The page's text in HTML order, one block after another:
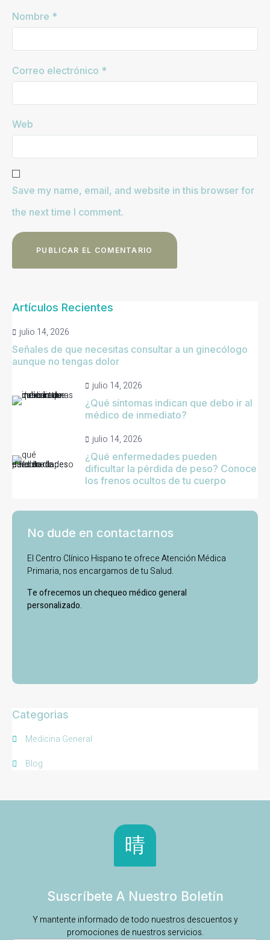
Nombre *
Correo electrónico *
Web
Save my name, email, and website in this browser for
the next time I comment.
Artículos Recientes
julio 14, 2026
Señales de que necesitas consultar a un ginecólogo
aunque no tengas dolor
julio 14, 2026
¿Qué síntomas indican que debo ir al
médico de inmediato?
julio 14, 2026
¿Qué enfermedades pueden
dificultar la pérdida de peso? Conoce
los frenos ocultos de tu cuerpo
No dude en contactarnos
El Centro Clínico Hispano te ofrece Atención Médica
Primaria, nos encargamos de tu Salud.
Te ofrecemos un chequeo médico general
personalizado.
Categorias
Medicina General
Blog
Suscríbete A Nuestro Boletín
Y mantente informado de todo nuestros descuentos y
promociones de nuestros servicios.